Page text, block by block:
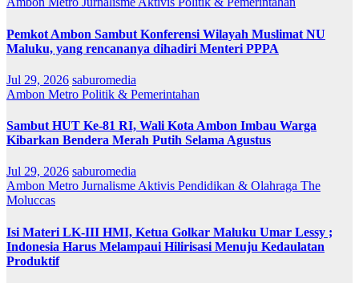
Pemkot Ambon Sambut Konferensi Wilayah Muslimat NU
Maluku, yang rencananya dihadiri Menteri PPPA
Jul 29, 2026 saburomedia
Ambon Metro Politik & Pemerintahan
Sambut HUT Ke-81 RI, Wali Kota Ambon Imbau Warga
Kibarkan Bendera Merah Putih Selama Agustus
Jul 29, 2026 saburomedia
Ambon Metro Jurnalisme Aktivis Pendidikan & Olahraga The
Moluccas
Isi Materi LK-III HMI, Ketua Golkar Maluku Umar Lessy ;
Indonesia Harus Melampaui Hilirisasi Menuju Kedaulatan
Produktif